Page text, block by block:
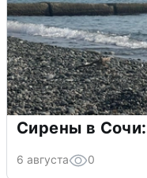
Сирены в
6 августа 0